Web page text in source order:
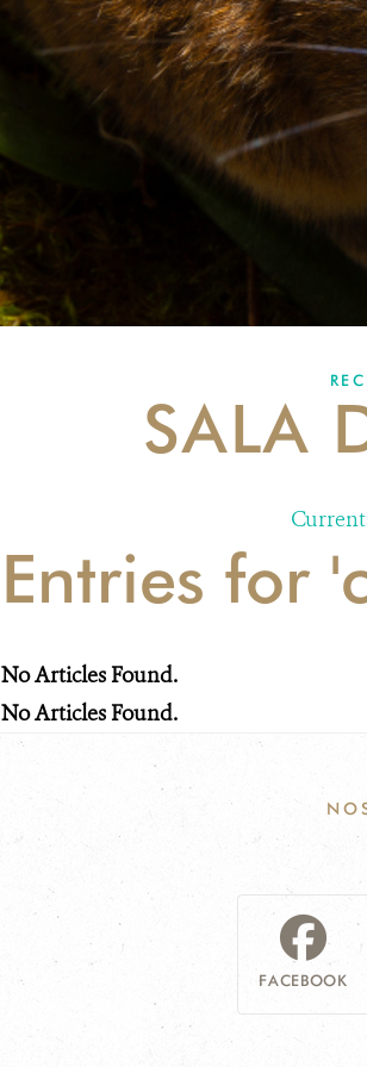
SALA
Entries for
No Articles Found.
No Articles Found.
FACEBOOK